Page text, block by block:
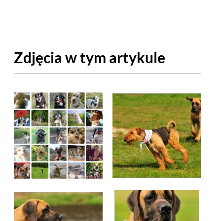
Zdjęcia w tym artykule
APTECZKA
DOMOWE
RZEMIOSŁO
ZUPY
INNE